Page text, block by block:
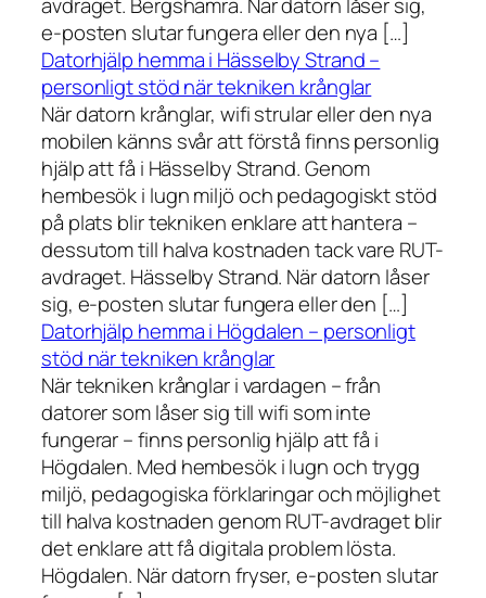
avdraget. Bergshamra. När datorn låser sig,
e-posten slutar fungera eller den nya […]
Datorhjälp hemma i Hässelby Strand –
personligt stöd när tekniken krånglar
När datorn krånglar, wifi strular eller den nya
mobilen känns svår att förstå finns personlig
hjälp att få i Hässelby Strand. Genom
hembesök i lugn miljö och pedagogiskt stöd
på plats blir tekniken enklare att hantera –
dessutom till halva kostnaden tack vare RUT-
avdraget. Hässelby Strand. När datorn låser
sig, e-posten slutar fungera eller den […]
Datorhjälp hemma i Högdalen – personligt
stöd när tekniken krånglar
När tekniken krånglar i vardagen – från
datorer som låser sig till wifi som inte
fungerar – finns personlig hjälp att få i
Högdalen. Med hembesök i lugn och trygg
miljö, pedagogiska förklaringar och möjlighet
till halva kostnaden genom RUT-avdraget blir
det enklare att få digitala problem lösta.
Högdalen. När datorn fryser, e-posten slutar